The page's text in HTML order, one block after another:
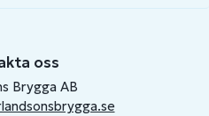
oss
Brygga AB